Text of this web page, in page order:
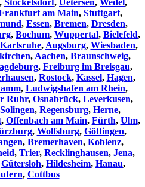
am Main, Stuttgart,
, Essen, Bremen, Dresden,
, Bochum, Wuppertal, Bielefeld,
Karlsruhe, Augsburg, Wiesbaden,
, Aachen, Braunschweig,
, Freiburg im Breisgau,
, Rostock, Kassel, Hagen,
, Ludwigshafen am Rhein,
Ruhr, Osnabrück, Leverkusen,
Solingen, Regensburg, Herne,
, Offenbach am Main, Fürth, Ulm,
, Wolfsburg, Göttingen,
, Bremerhaven, Koblenz,
, Trier, Recklinghausen, Jena,
Gütersloh, Hildesheim, Hanau,
, Cottbus